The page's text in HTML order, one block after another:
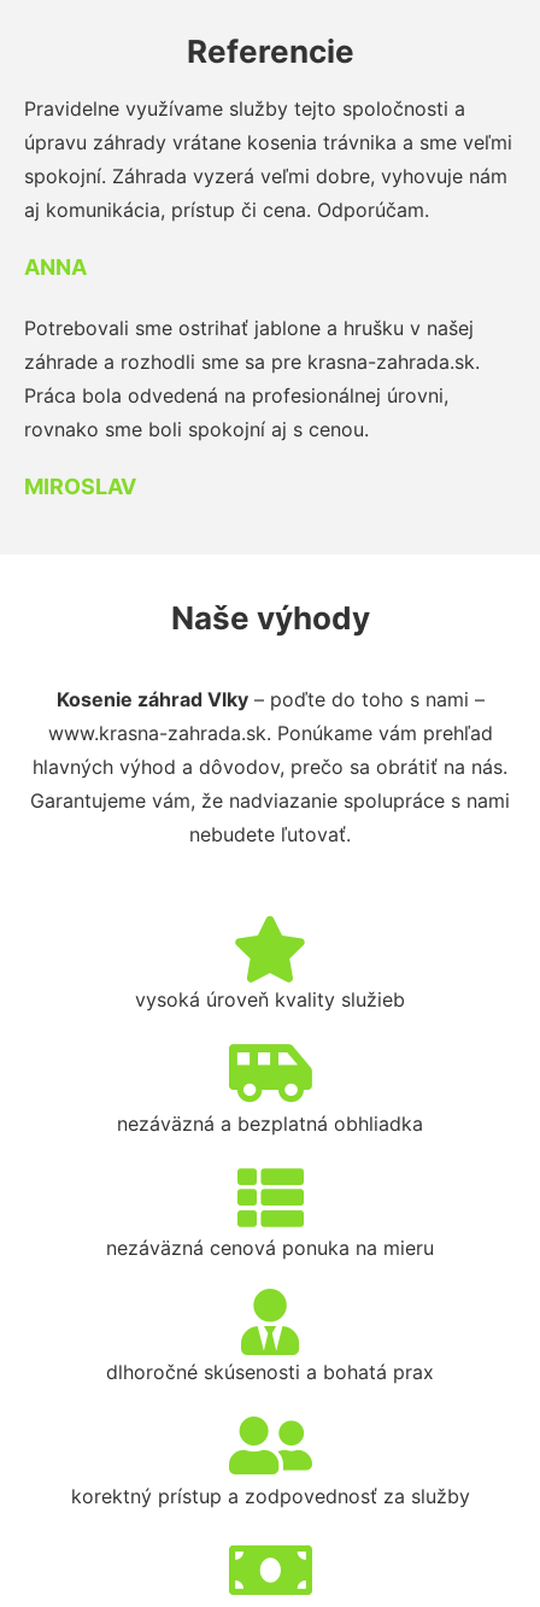
Referencie
Pravidelne využívame služby tejto spoločnosti a
úpravu záhrady vrátane kosenia trávnika a sme veľmi
spokojní. Záhrada vyzerá veľmi dobre, vyhovuje nám
aj komunikácia, prístup či cena. Odporúčam.
ANNA
Potrebovali sme ostrihať jablone a hrušku v našej
záhrade a rozhodli sme sa pre krasna-zahrada.sk.
Práca bola odvedená na profesionálnej úrovni,
rovnako sme boli spokojní aj s cenou.
MIROSLAV
Naše výhody
Kosenie záhrad Vlky– poďte do toho s nami –
www.krasna-zahrada.sk. Ponúkame vám prehľad
hlavných výhod a dôvodov, prečo sa obrátiť na nás.
Garantujeme vám, že nadviazanie spolupráce s nami
nebudete ľutovať.
vysoká úroveň kvality služieb
nezáväzná a bezplatná obhliadka
nezáväzná cenová ponuka na mieru
dlhoročné skúsenosti a bohatá prax
korektný prístup a zodpovednosť za služby